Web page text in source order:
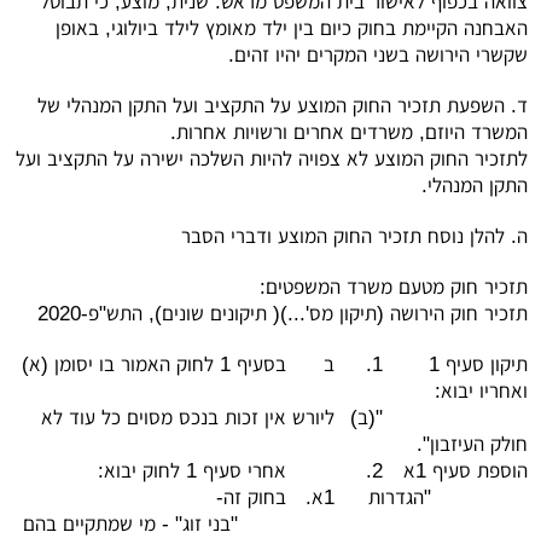
האבחנה הקיימת בחוק כיום בין ילד מאומץ לילד ביולוגי, באופן
שקשרי הירושה בשני המקרים יהיו זהים.
ד. השפעת תזכיר החוק המוצע על התקציב ועל התקן המנהלי של
המשרד היוזם, משרדים אחרים ורשויות אחרות.
לתזכיר החוק המוצע לא צפויה להיות השלכה ישירה על התקציב ועל
התקן המנהלי.
ה. להלן נוסח תזכיר החוק המוצע ודברי הסבר
תזכיר חוק מטעם משרד המשפטים:
תזכיר חוק הירושה (תיקון מס'...)( תיקונים שונים), התש"פ-2020
תיקון סעיף 1 1. ב
בסעיף 1 לחוק האמור בו יסומן (א)
ואחריו יבוא:
"(ב)
ליורש אין זכות בנכס מסוים כל עוד לא
חולק העיזבון".
הוספת סעיף 1א
2.
אחרי סעיף 1 לחוק יבוא:
"הגדרות
1א.
בחוק זה-
"בני זוג" - מי שמתקיים בהם